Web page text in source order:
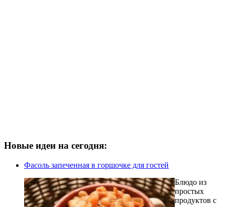
Новые идеи на сегодня:
Фасоль запеченная в горшочке для гостей
Блюдо из
простых
продуктов с